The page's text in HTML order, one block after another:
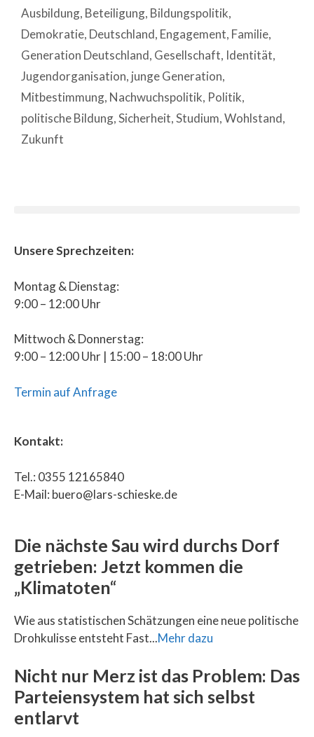
Ausbildung, Beteiligung, Bildungspolitik,
Demokratie, Deutschland, Engagement, Familie,
Generation Deutschland, Gesellschaft, Identität,
Jugendorganisation, junge Generation,
Mitbestimmung, Nachwuchspolitik, Politik,
politische Bildung,Sicherheit,Studium,Wohlstand,
Zukunft
Unsere Sprechzeiten:
Montag & Dienstag:
9:00 – 12:00 Uhr
Mittwoch & Donnerstag:
9:00 – 12:00 Uhr | 15:00 – 18:00 Uhr
Termin auf Anfrage
Kontakt:
Tel.: 0355 12165840
E-Mail: buero@lars-schieske.de
Die nächste Sau wird durchs Dorf
getrieben: Jetzt kommen die
„Klimatoten“
Wie aus statistischen Schätzungen eine neue politische
Drohkulisse entsteht Fast...Mehr dazu
Nicht nur Merz ist das Problem: Das
Parteiensystem hat sich selbst
entlarvt